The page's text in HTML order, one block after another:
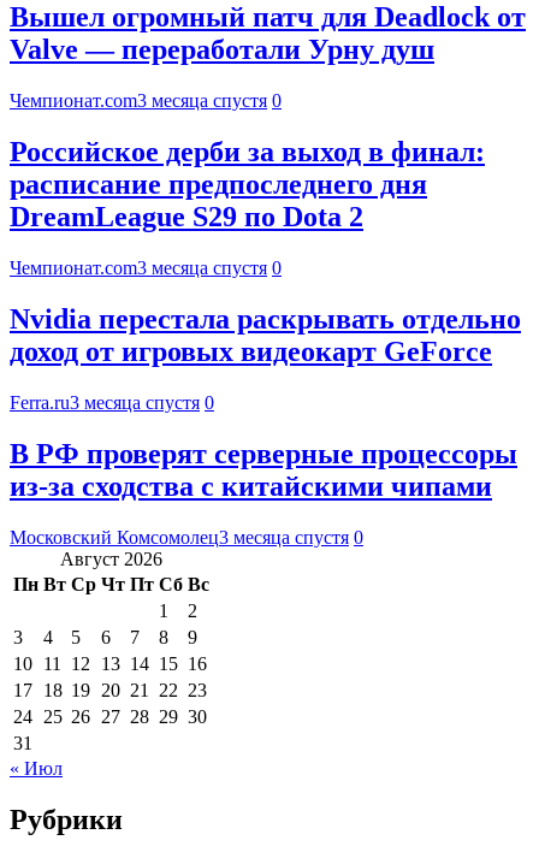
Вышел огромный патч для Deadlock от
Valve — переработали Урну душ
Чемпионат.com3 месяца спустя 0
Российское дерби за выход в финал:
расписание предпоследнего дня
DreamLeague S29 по Dota 2
Чемпионат.com3 месяца спустя 0
Nvidia перестала раскрывать отдельно
доход от игровых видеокарт GeForce
Ferra.ru3 месяца спустя 0
В РФ проверят серверные процессоры
из-за сходства с китайскими чипами
Московский Комсомолец3 месяца спустя 0
Август 2026
Пн Вт Ср Чт Пт Сб Вс
1
2
3
4 5 6 7 8
9
10 11 12 13 14 15 16
17 18 19 20 21 22 23
24 25 26 27 28 29 30
31
« Июл
Рубрики